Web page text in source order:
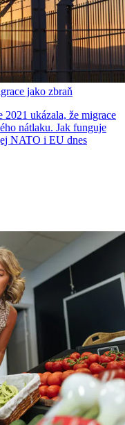
jako zbraň
ukázala, že migrace
nátlaku. Jak funguje
NATO i EU dnes